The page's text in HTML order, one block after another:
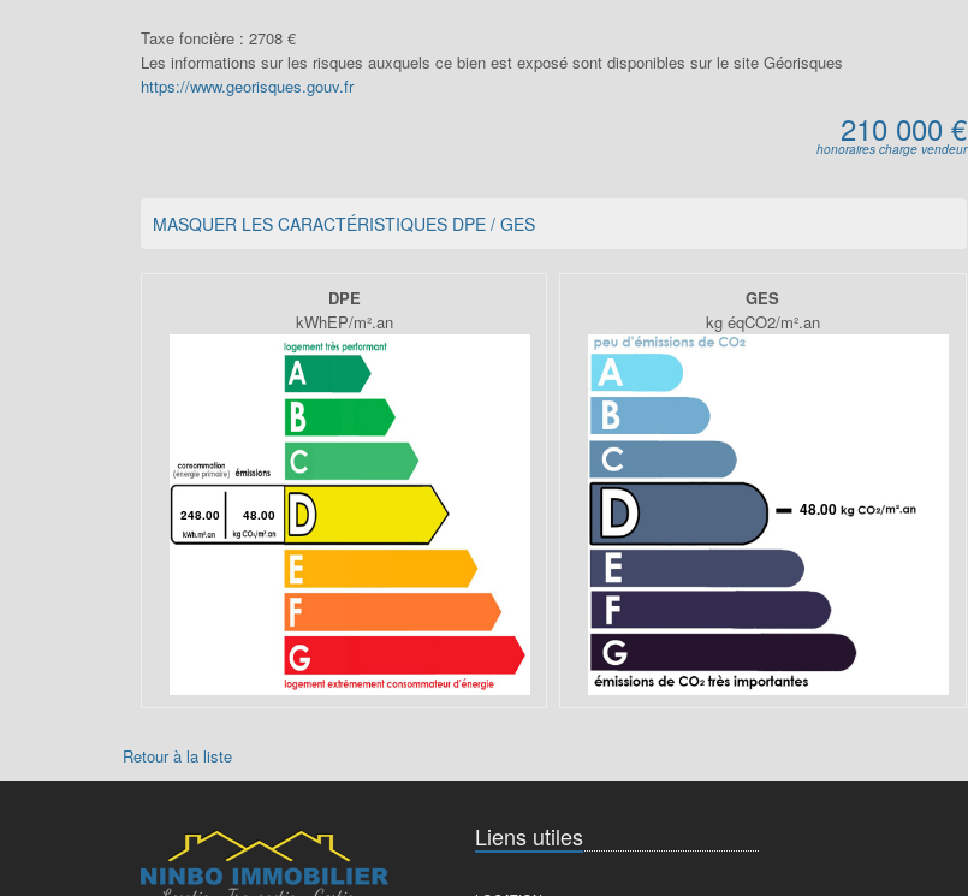
Taxe foncière : 2708 €
Les informations sur les risques auxquels ce bien est exposé sont disponibles sur le site Géorisques
https://www.georisques.gouv.fr
210 000 €
honoraires charge vendeur
MASQUER LES CARACTÉRISTIQUES DPE / GES
DPE
kWhEP/m².an
248.00 48.00
GES
kg éqCO2/m².an
48.00
Retour à la liste
Liens utiles